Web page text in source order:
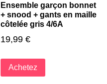
Ensemble garçon bonnet
+ snood + gants en maille
côtelée gris 4/6A
19,99 €
Achetez